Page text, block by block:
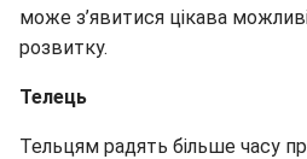
може з’явитися цікава
розвитку.
Телець
Тельцям радять більше часу